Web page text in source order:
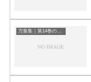
万葉集｜第14巻の和歌一覧